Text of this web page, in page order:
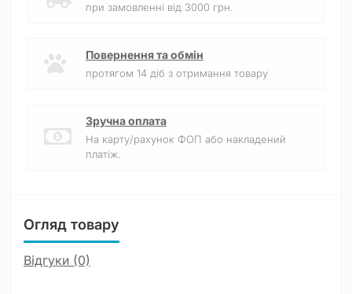
при замовленні від 3000 грн.
Повернення та обмін
протягом 14 діб з отримання товару
Зручна оплата
На карту/рахунок ФОП або накладений
платіж.
Огляд товару
Відгуки (0)